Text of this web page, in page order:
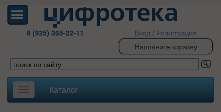
8 (925) 365-22-11 Вход / Регистрация
Наполните корзину
Toggle
navigation
Каталог